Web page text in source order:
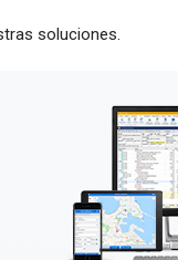
soluciones.